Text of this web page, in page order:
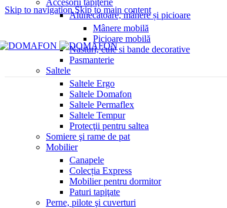
Skip to navigationSkip to main content
Accesorii tapiţerie
Alunecătoare, mânere și picioare
Mânere mobilă
Picioare mobilă
Nasturi, cuie si bande decorative
Pasmanterie
Saltele
Saltele Ergo
Saltele Domafon
Saltele Permaflex
Saltele Tempur
Protecţii pentru saltea
Somiere şi rame de pat
Mobilier
Canapele
Colecția Express
Mobilier pentru dormitor
Paturi tapiţate
Perne, pilote şi cuverturi